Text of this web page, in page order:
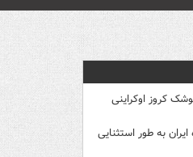
کروز اوکراینی
به طور استثنایی